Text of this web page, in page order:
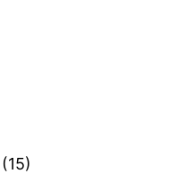
(15)